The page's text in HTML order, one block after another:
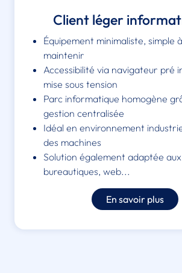
Client léger
Équipement minimaliste, simple
maintenir
Accessibilité via navigateur pré
mise sous tension
Parc informatique homogène
gestion centralisée
Idéal en environnement
des machines
Solution également adaptée
bureautiques, web...
En savoir plus